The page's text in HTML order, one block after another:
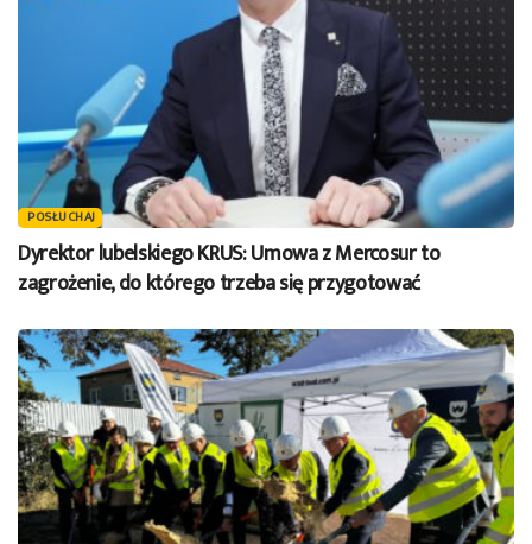
POSŁUCHAJ
Dyrektor lubelskiego KRUS: Umowa z Mercosur to
zagrożenie, do którego trzeba się przygotować